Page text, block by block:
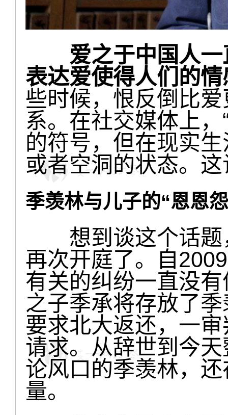
爱之于中国人一
表达爱使得人们的
些时候，恨反倒比
系。在社交媒体上
的符号，但在现实
或者空洞的状态。
季羡林与儿子的“恩恩
想到谈这个话题
再次开庭了。自
有关的纠纷一直没
之子季承将存放了
要求北大返还，一
请求。从辞世到今
论风口的季羡林，
量。